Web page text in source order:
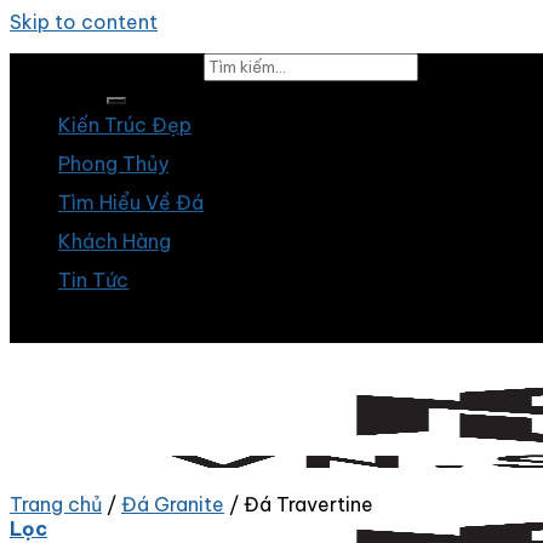
Skip to content
Kiến Trúc Đẹp
Phong Thủy
Tìm Hiểu Về Đá
Khách Hàng
Tin Tức
Trang chủ / Đá Granite / Đá Travertine
Lọc